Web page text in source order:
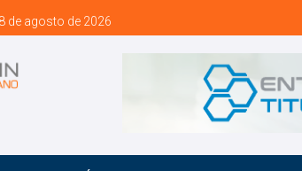
de agosto de 2026